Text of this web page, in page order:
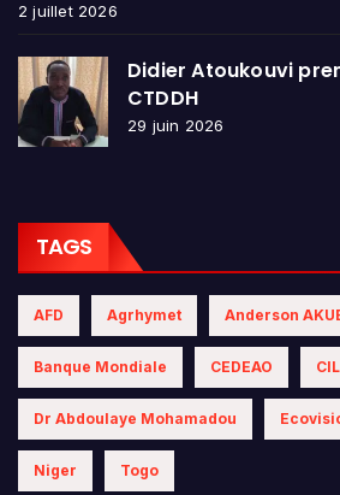
2 juillet 2026
Didier Atoukouvi
CTDDH
29 juin 2026
TAGS
AFD Agrhymet Anderson
Banque Mondiale CEDEAO
Dr Abdoulaye Mohamadou
Niger Togo